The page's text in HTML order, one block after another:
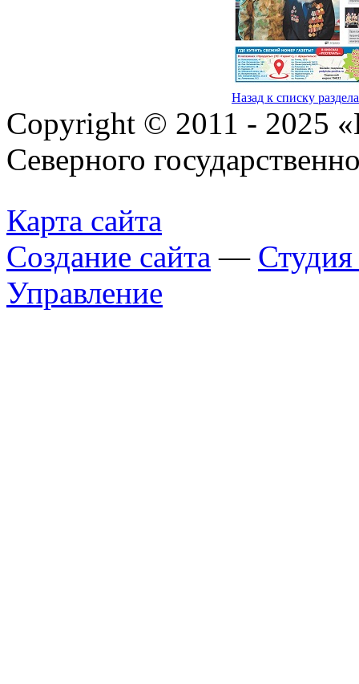
Назад к списку
Copyright © 2011 - 2025
Северного
Карта сайта
Создание сайта —
Управление